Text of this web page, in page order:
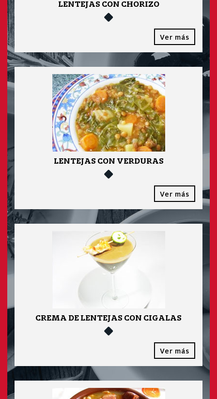
LENTEJAS CON CHORIZO
Ver más
LENTEJAS CON VERDURAS
Ver más
CREMA DE LENTEJAS CON CIGALAS
Ver más